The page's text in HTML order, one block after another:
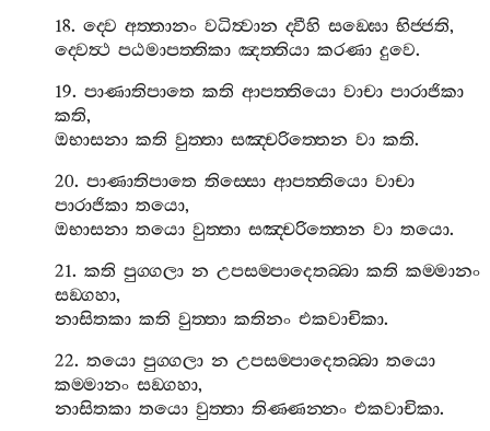
18.ද‍්වෙ අත‍්තානං වධිත්‍වාන ද‍්වීහි සඞ‍්ඝො භිජ‍්ජති,
ද‍්වෙත්‍ථ පඨමාපත‍්තිකා ඤත‍්තියා කරණා දුවෙ.
19.පාණාතිපාතෙ කති ආපත‍්තියො වාචා පාරාජිකා
කති,
ඔභාසනා කති වුත‍්තා සඤ‍්චරිත‍්තෙන වා කති.
20.පාණාතිපාතෙ තිස‍්සො ආපත‍්තියො වාචා
පාරාජිකා තයො,
ඔභාසනා තයො වුත‍්තා සඤ‍්චරිත‍්තෙන වා තයො.
21.කති පුග‍්ගලා න උපසම‍්පාදෙතබ‍්බා කති කම‍්මානං
සඞ‍්ගහා,
නාසිතකා කති වුත‍්තා කතිනං එකවාචිකා.
22.තයො පුග‍්ගලා න උපසම‍්පාදෙතබ‍්බා තයො
කම‍්මානං සඞ‍්ගහා,
නාසිතකා තයො වුත‍්තා තිණ‍්ණන‍්නං එකවාචිකා.